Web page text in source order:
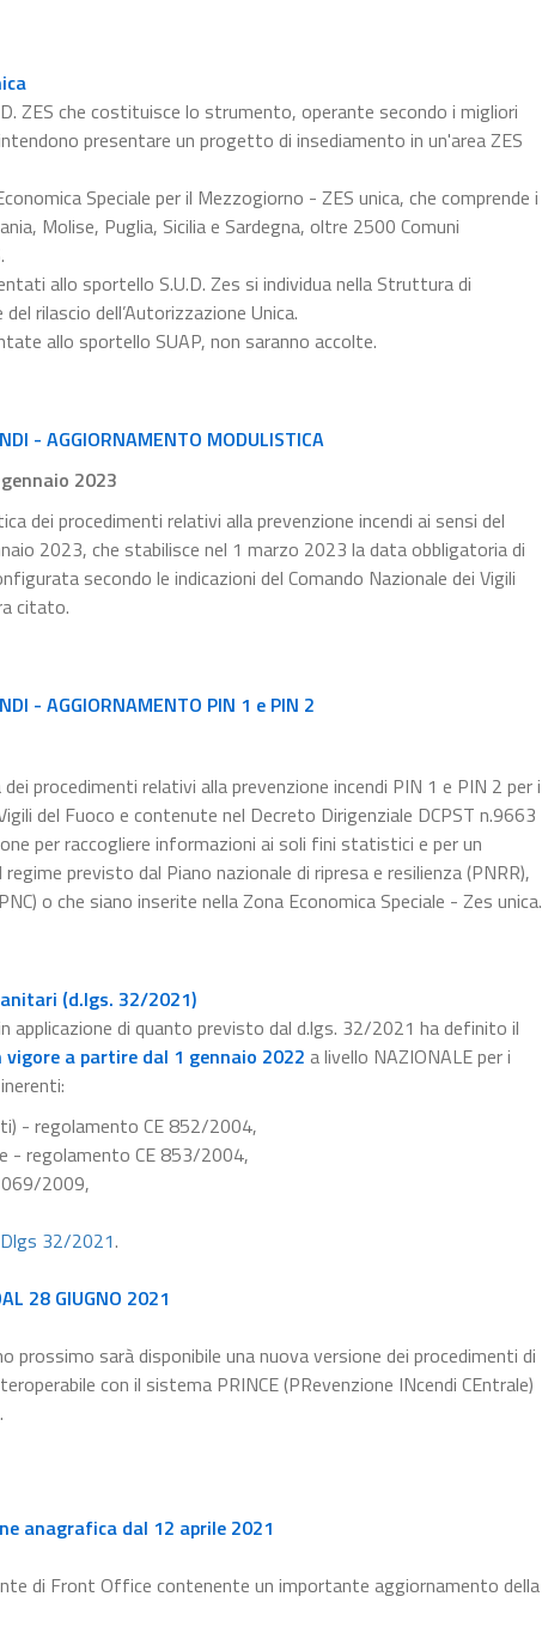
ZES che costituisce lo strumento, operante secondo i migliori
presentare un progetto di insediamento in un'area ZES
Speciale per il Mezzogiorno - ZES unica, che comprende i
Molise, Puglia, Sicilia e Sardegna, oltre 2500 Comuni
allo sportello S.U.D. Zes si individua nella Struttura di
del rilascio dell’Autorizzazione Unica.
allo sportello SUAP, non saranno accolte.
- AGGIORNAMENTO MODULISTICA
2023
dei procedimenti relativi alla prevenzione incendi ai sensi del
2023, che stabilisce nel 1 marzo 2023 la data obbligatoria di
secondo le indicazioni del Comando Nazionale dei Vigili
citato.
- AGGIORNAMENTO PIN 1 e PIN 2
procedimenti relativi alla prevenzione incendi PIN 1 e PIN 2 per i
del Fuoco e contenute nel Decreto Dirigenziale DCPST n.9663
per raccogliere informazioni ai soli fini statistici e per un
previsto dal Piano nazionale di ripresa e resilienza (PNRR),
o che siano inserite nella Zona Economica Speciale - Zes unica.
(d.lgs. 32/2021)
applicazione di quanto previsto dal d.lgs. 32/2021 ha definito il
vigore a partire dal 1 gennaio 2022 a livello NAZIONALE per i
- regolamento CE 852/2004,
- regolamento CE 853/2004,
2009,
32/2021.
28 GIUGNO 2021
prossimo sarà disponibile una nuova versione dei procedimenti di
con il sistema PRINCE (PRevenzione INcendi CEntrale)
anagrafica dal 12 aprile 2021
di Front Office contenente un importante aggiornamento della